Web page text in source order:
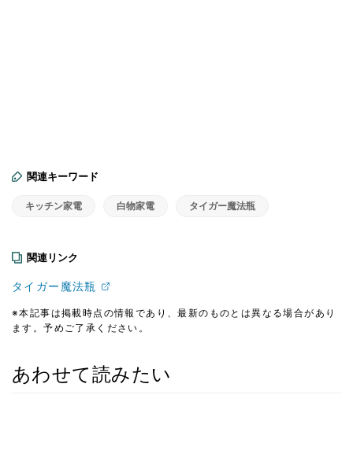
関連キーワード
キッチン家電 白物家電 タイガー魔法瓶
関連リンク
タイガー魔法瓶
※本記事は掲載時点の情報であり、最新のものとは異なる場合があり
ます。予めご了承ください。
あわせて読みたい